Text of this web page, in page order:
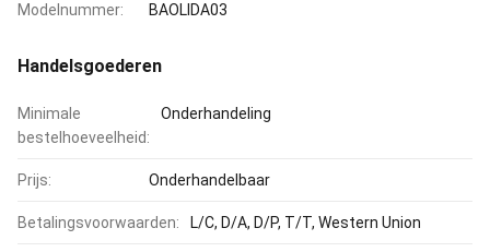
Modelnummer: BAOLIDA03
Handelsgoederen
Minimale
bestelhoeveelheid:
Onderhandeling
Prijs: Onderhandelbaar
Betalingsvoorwaarden: L/C, D/A, D/P, T/T, Western Union